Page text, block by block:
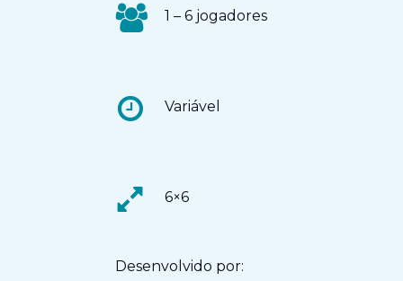
1 – 6 jogadores
Variável
6×6
Desenvolvido por: